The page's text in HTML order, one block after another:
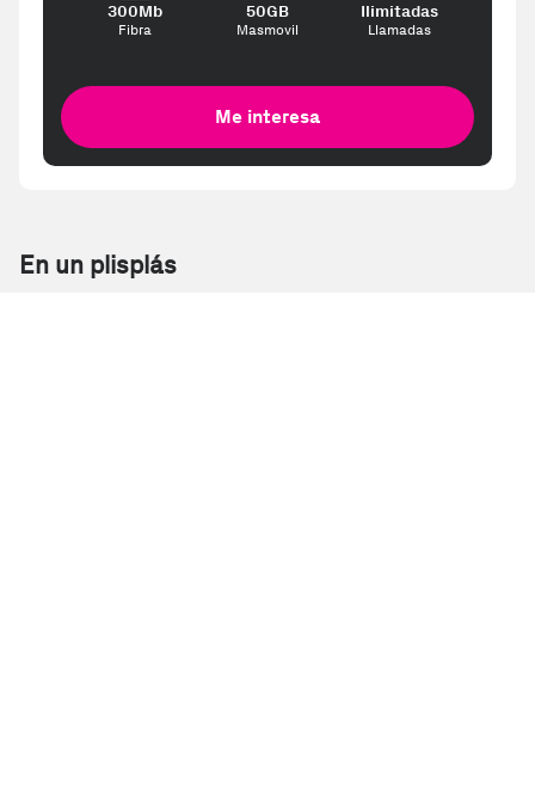
300Mb
Fibra
50GB
Masmovil
Ilimitadas
Llamadas
Me interesa
En un plisplás